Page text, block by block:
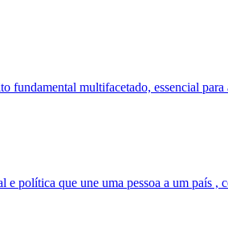
multifacetado, essencial
política que une uma pessoa a um país